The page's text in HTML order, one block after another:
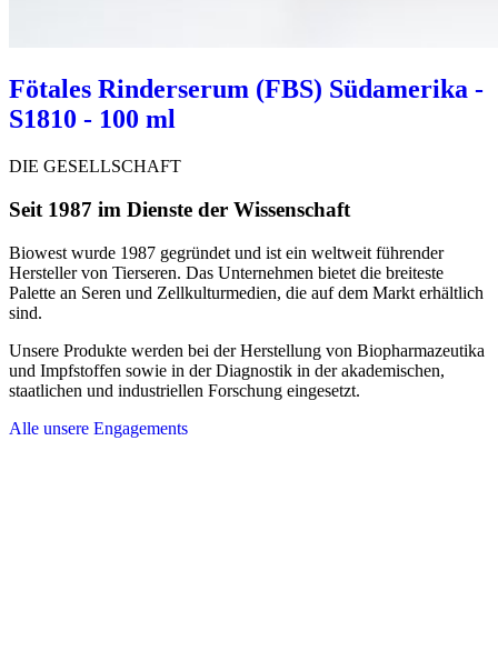
Fötales Rinderserum (FBS) Südamerika -
S1810 - 100 ml
DIE GESELLSCHAFT
Seit 1987 im Dienste der Wissenschaft
Biowest wurde 1987 gegründet und ist ein weltweit führender
Hersteller von Tierseren. Das Unternehmen bietet die breiteste
Palette an Seren und Zellkulturmedien, die auf dem Markt erhältlich
sind.
Unsere Produkte werden bei der Herstellung von Biopharmazeutika
und Impfstoffen sowie in der Diagnostik in der akademischen,
staatlichen und industriellen Forschung eingesetzt.
Alle unsere Engagements